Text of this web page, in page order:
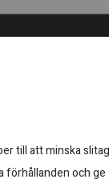
till att minska
förhållanden och